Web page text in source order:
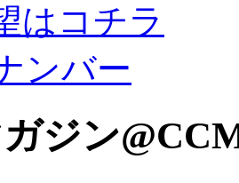
はコチラ
ンバー
ジン